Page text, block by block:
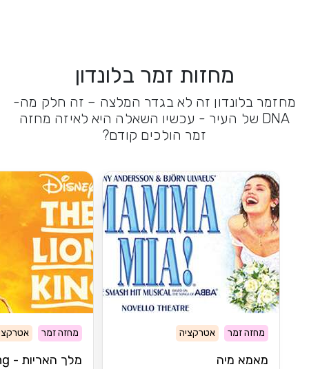
מחזות זמר בלונדון
מחזמר בלונדון זה לא בגדר המלצה – זה חלק מה-
DNA של העיר - עכשיו השאלה היא לאיזה מחזה
זמר הולכים קודם?
מחזה זמר אטרקציה
מאמא מיה
מחזה זמר
מלך האריות - The Lion King